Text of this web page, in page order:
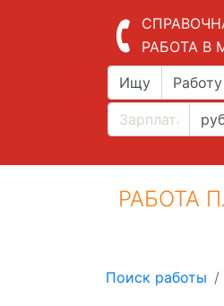
РАБОТА В
Ищу
РАБОТА
Поиск работы